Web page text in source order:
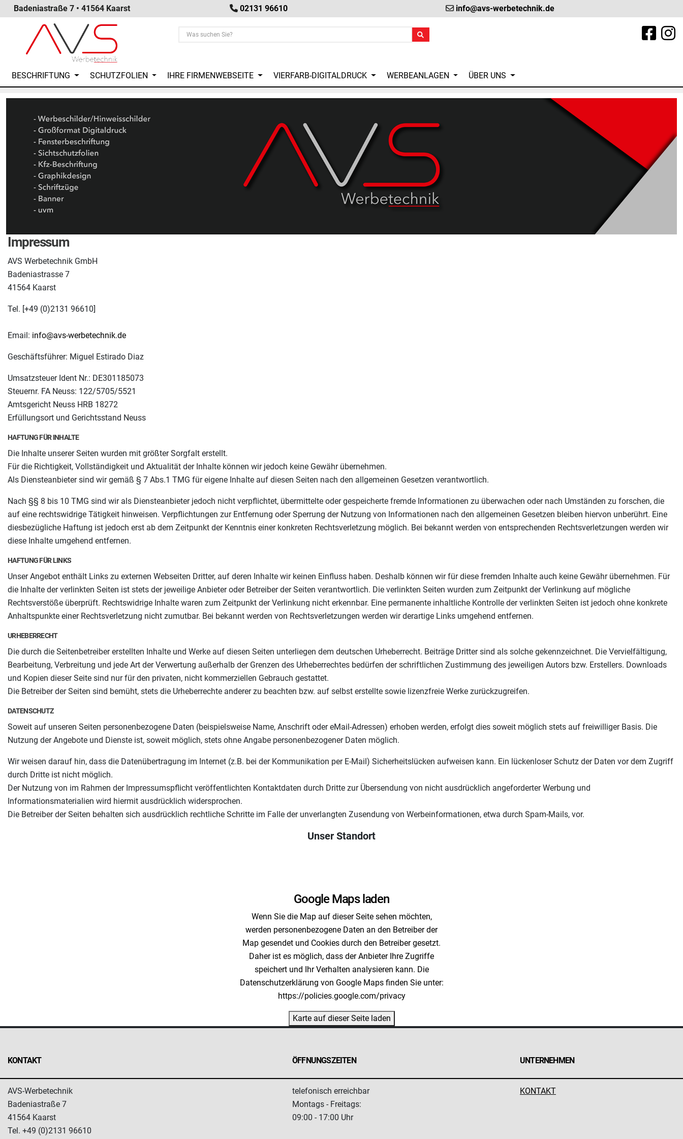
Badeniastraße 7 • 41564 Kaarst 02131 96610 info@avs-werbetechnik.de
BESCHRIFTUNG SCHUTZFOLIEN IHRE FIRMENWEBSEITE VIERFARB-DIGITALDRUCK WERBEANLAGEN ÜBER UNS (current)
Impressum
AVS Werbetechnik GmbH
Badeniastrasse 7
41564 Kaarst
Tel. [+49 (0)2131 96610]
Email: info@avs-werbetechnik.de
Geschäftsführer: Miguel Estirado Diaz
Umsatzsteuer Ident Nr.: DE301185073
Steuernr. FA Neuss: 122/5705/5521
Amtsgericht Neuss HRB 18272
Erfüllungsort und Gerichtsstand Neuss
HAFTUNG FÜR INHALTE
Die Inhalte unserer Seiten wurden mit größter Sorgfalt erstellt.
Für die Richtigkeit, Vollständigkeit und Aktualität der Inhalte können wir jedoch keine Gewähr übernehmen.
Als Diensteanbieter sind wir gemäß § 7 Abs.1 TMG für eigene Inhalte auf diesen Seiten nach den allgemeinen Gesetzen verantwortlich.
Nach §§ 8 bis 10 TMG sind wir als Diensteanbieter jedoch nicht verpflichtet, übermittelte oder gespeicherte fremde Informationen zu überwachen oder nach Umständen zu forschen, die
auf eine rechtswidrige Tätigkeit hinweisen. Verpflichtungen zur Entfernung oder Sperrung der Nutzung von Informationen nach den allgemeinen Gesetzen bleiben hiervon unberührt. Eine
diesbezügliche Haftung ist jedoch erst ab dem Zeitpunkt der Kenntnis einer konkreten Rechtsverletzung möglich. Bei bekannt werden von entsprechenden Rechtsverletzungen werden wir
diese Inhalte umgehend entfernen.
HAFTUNG FÜR LINKS
Unser Angebot enthält Links zu externen Webseiten Dritter, auf deren Inhalte wir keinen Einfluss haben. Deshalb können wir für diese fremden Inhalte auch keine Gewähr übernehmen. Für
die Inhalte der verlinkten Seiten ist stets der jeweilige Anbieter oder Betreiber der Seiten verantwortlich. Die verlinkten Seiten wurden zum Zeitpunkt der Verlinkung auf mögliche
Rechtsverstöße überprüft. Rechtswidrige Inhalte waren zum Zeitpunkt der Verlinkung nicht erkennbar. Eine permanente inhaltliche Kontrolle der verlinkten Seiten ist jedoch ohne konkrete
Anhaltspunkte einer Rechtsverletzung nicht zumutbar. Bei bekannt werden von Rechtsverletzungen werden wir derartige Links umgehend entfernen.
URHEBERRECHT
Die durch die Seitenbetreiber erstellten Inhalte und Werke auf diesen Seiten unterliegen dem deutschen Urheberrecht. Beiträge Dritter sind als solche gekennzeichnet. Die Vervielfältigung,
Bearbeitung, Verbreitung und jede Art der Verwertung außerhalb der Grenzen des Urheberrechtes bedürfen der schriftlichen Zustimmung des jeweiligen Autors bzw. Erstellers. Downloads
und Kopien dieser Seite sind nur für den privaten, nicht kommerziellen Gebrauch gestattet.
Die Betreiber der Seiten sind bemüht, stets die Urheberrechte anderer zu beachten bzw. auf selbst erstellte sowie lizenzfreie Werke zurückzugreifen.
DATENSCHUTZ
Soweit auf unseren Seiten personenbezogene Daten (beispielsweise Name, Anschrift oder eMail-Adressen) erhoben werden, erfolgt dies soweit möglich stets auf freiwilliger Basis. Die
Nutzung der Angebote und Dienste ist, soweit möglich, stets ohne Angabe personenbezogener Daten möglich.
Wir weisen darauf hin, dass die Datenübertragung im Internet (z.B. bei der Kommunikation per E-Mail) Sicherheitslücken aufweisen kann. Ein lückenloser Schutz der Daten vor dem Zugriff
durch Dritte ist nicht möglich.
Der Nutzung von im Rahmen der Impressumspflicht veröffentlichten Kontaktdaten durch Dritte zur Übersendung von nicht ausdrücklich angeforderter Werbung und
Informationsmaterialien wird hiermit ausdrücklich widersprochen.
Die Betreiber der Seiten behalten sich ausdrücklich rechtliche Schritte im Falle der unverlangten Zusendung von Werbeinformationen, etwa durch Spam-Mails, vor.
Unser Standort
Google Maps laden
Wenn Sie die Map auf dieser Seite sehen möchten,
werden personenbezogene Daten an den Betreiber der
Map gesendet und Cookies durch den Betreiber gesetzt.
Daher ist es möglich, dass der Anbieter Ihre Zugriffe
speichert und Ihr Verhalten analysieren kann. Die
Datenschutzerklärung von Google Maps finden Sie unter:
https://policies.google.com/privacy
Karte auf dieser Seite laden
KONTAKT ÖFFNUNGSZEITEN UNTERNEHMEN
AVS-Werbetechnik
Badeniastraße 7
41564 Kaarst
Tel. +49 (0)2131 96610
telefonisch erreichbar
Montags - Freitags:
09:00 - 17:00 Uhr
KONTAKT